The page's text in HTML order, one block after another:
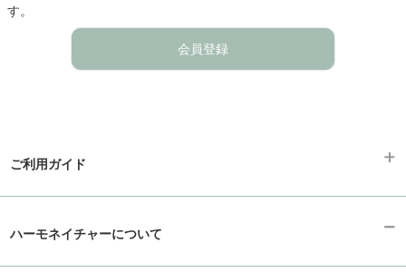
す。
会員登録
ご利用ガイド
ハーモネイチャーについて